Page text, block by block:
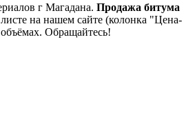
г Магадана. Продажа битума
на нашем сайте (колонка "Цена-
Обращайтесь!